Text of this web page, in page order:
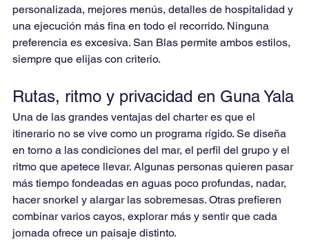
personalizada, mejores menús, detalles de hospitalidad y
una ejecución más fina en todo el recorrido. Ninguna
preferencia es excesiva. San Blas permite ambos estilos,
siempre que elijas con criterio.
Rutas, ritmo y privacidad en Guna Yala
Una de las grandes ventajas del charter es que el
itinerario no se vive como un programa rígido. Se diseña
en torno a las condiciones del mar, el perfil del grupo y el
ritmo que apetece llevar. Algunas personas quieren pasar
más tiempo fondeadas en aguas poco profundas, nadar,
hacer snorkel y alargar las sobremesas. Otras prefieren
combinar varios cayos, explorar más y sentir que cada
jornada ofrece un paisaje distinto.